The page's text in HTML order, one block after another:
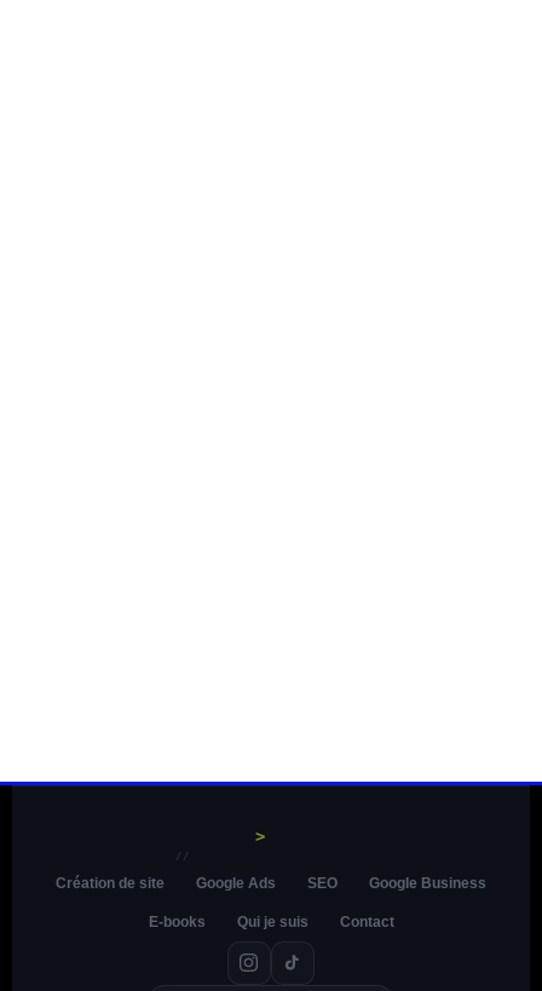
>
//
Création de site Google Ads SEO Google Business
E-books Qui je suis Contact